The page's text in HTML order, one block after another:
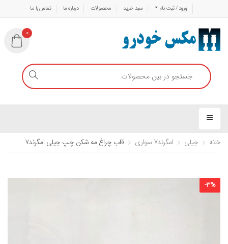
ورود / ثبت نام سبد خرید محصولات درباره ما تماس با ما
0
خانه جیلی امگرند7 سواری قاب چراغ مه شکن چپ جیلی امگرند۷
-3%